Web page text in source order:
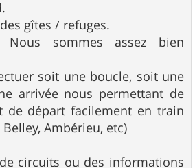
gîtes / refuges.
sommes assez bien
soit une boucle, soit une
arrivée nous permettant de
de départ facilement en train
Ambérieu, etc)
circuits ou des informations